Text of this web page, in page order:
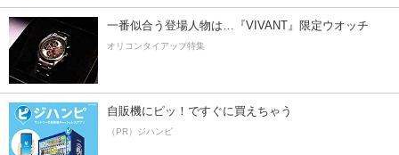
一番似合う登場人物は…『VIVANT』限定ウオッチ
オリコンタイアップ特集
自販機にピッ！ですぐに買えちゃう
（PR）ジハンピ